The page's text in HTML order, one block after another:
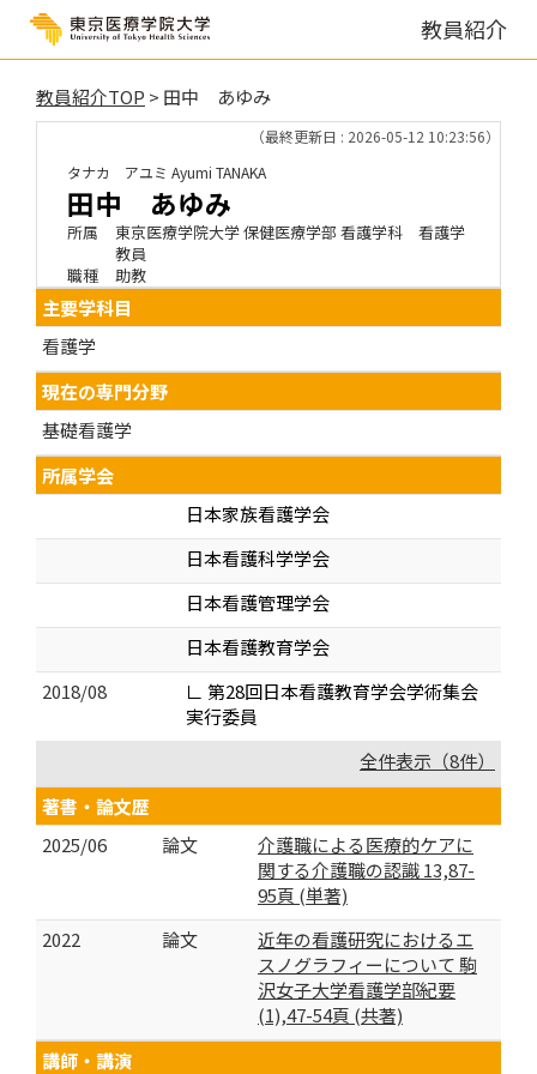
教員紹介
教員紹介TOP > 田中 あゆみ
（最終更新日 : 2026-05-12 10:23:56）
タナカ アユミ Ayumi TANAKA
田中 あゆみ
所属
東京医療学院大学 保健医療学部 看護学科 看護学
教員
職種
助教
主要学科目
看護学
現在の専門分野
基礎看護学
所属学会
日本家族看護学会
日本看護科学学会
日本看護管理学会
日本看護教育学会
2018/08
∟ 第28回日本看護教育学会学術集会
実行委員
全件表示（8件）
著書・論文歴
2025/06
論文
介護職による医療的ケアに
関する介護職の認識 13,87-
95頁 (単著)
2022
論文
近年の看護研究におけるエ
スノグラフィーについて 駒
沢女子大学看護学部紀要
(1),47-54頁 (共著)
講師・講演